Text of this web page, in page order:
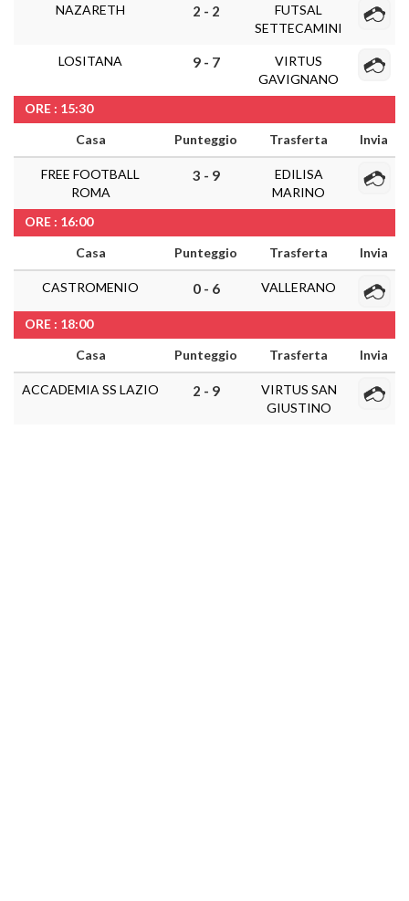
NAZARETH 2 - 2
FUTSAL
SETTECAMINI
LOSITANA 9 - 7
VIRTUS
GAVIGNANO
ORE : 15:30
Casa
Punteggio Trasferta Invia
FREE FOOTBALL
ROMA
3 - 9
EDILISA
MARINO
ORE : 16:00
Casa
Punteggio Trasferta Invia
CASTROMENIO 0 - 6 VALLERANO
ORE : 18:00
Casa
Punteggio Trasferta Invia
ACCADEMIA SS LAZIO 2 - 9
VIRTUS SAN
GIUSTINO